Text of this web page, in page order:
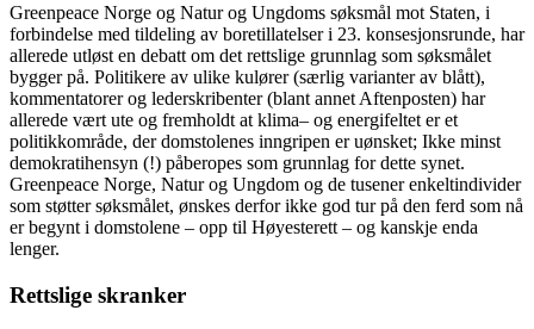
Greenpeace Norge og Natur og Ungdoms søksmål mot Staten, i
forbindelse med tildeling av boretillatelser i 23. konsesjonsrunde, har
allerede utløst en debatt om det rettslige grunnlag som søksmålet
bygger på. Politikere av ulike kulører (særlig varianter av blått),
kommentatorer og lederskribenter (blant annet Aftenposten) har
allerede vært ute og fremholdt at klima– og energifeltet er et
politikkområde, der domstolenes inngripen er uønsket; Ikke minst
demokratihensyn (!) påberopes som grunnlag for dette synet.
Greenpeace Norge, Natur og Ungdom og de tusener enkeltindivider
som støtter søksmålet, ønskes derfor ikke god tur på den ferd som nå
er begynt i domstolene – opp til Høyesterett – og kanskje enda
lenger.
Rettslige skranker